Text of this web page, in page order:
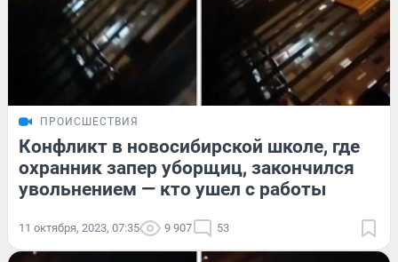
ПРОИСШЕСТВИЯ
Конфликт в новосибирской школе, где
охранник запер уборщиц, закончился
увольнением — кто ушел с работы
11 октября, 2023, 07:35 9 907 53